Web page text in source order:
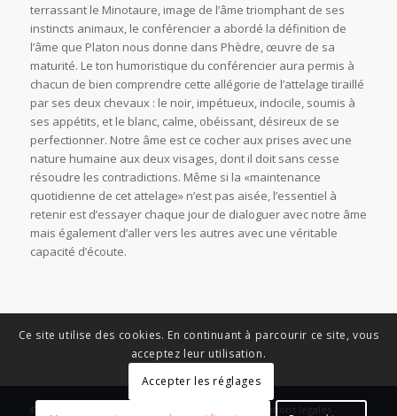
terrassant le Minotaure, image de l’âme triomphant de ses
instincts animaux, le conférencier a abordé la définition de
l’âme que Platon nous donne dans Phèdre, œuvre de sa
maturité. Le ton humoristique du conférencier aura permis à
chacun de bien comprendre cette allégorie de l’attelage tiraillé
par ses deux chevaux : le noir, impétueux, indocile, soumis à
ses appétits, et le blanc, calme, obéissant, désireux de se
perfectionner. Notre âme est ce cocher aux prises avec une
nature humaine aux deux visages, dont il doit sans cesse
résoudre les contradictions. Même si la «maintenance
quotidienne de cet attelage» n’est pas aisée, l’essentiel à
retenir est d’essayer chaque jour de dialoguer avec notre âme
mais également d’aller vers les autres avec une véritable
capacité d’écoute.
© Copyright - News Nouvelle Acropole - 2023 - Mentions légales -
Ce site utilise des cookies. En continuant à parcourir ce site, vous
acceptez leur utilisation.
Accepter les réglages